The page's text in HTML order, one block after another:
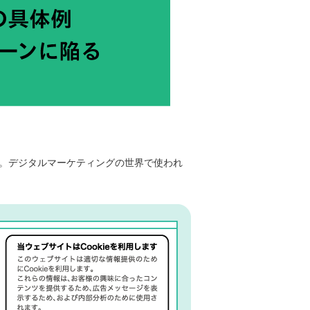
デジタルマーケティングの世界で使われ